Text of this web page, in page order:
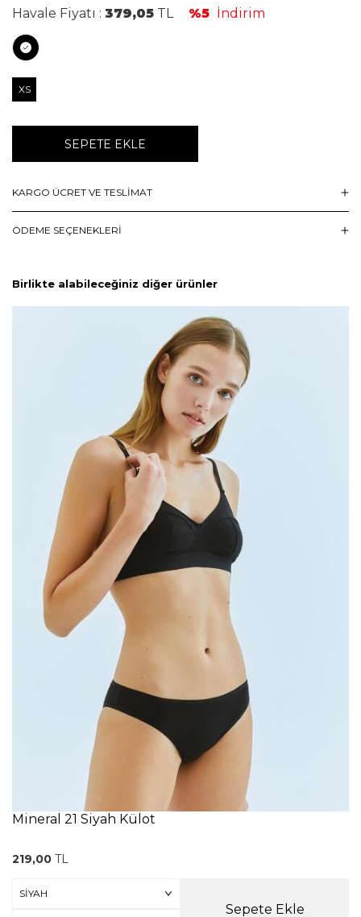
Havale Fiyatı : 379,05 TL %5 İndirim
XS
SEPETE EKLE
KARGO ÜCRET VE TESLİMAT
ÖDEME SEÇENEKLERI
Birlikte alabileceğiniz diğer ürünler
Mineral 21 Siyah Külot
219,00 TL
Sepete Ekle